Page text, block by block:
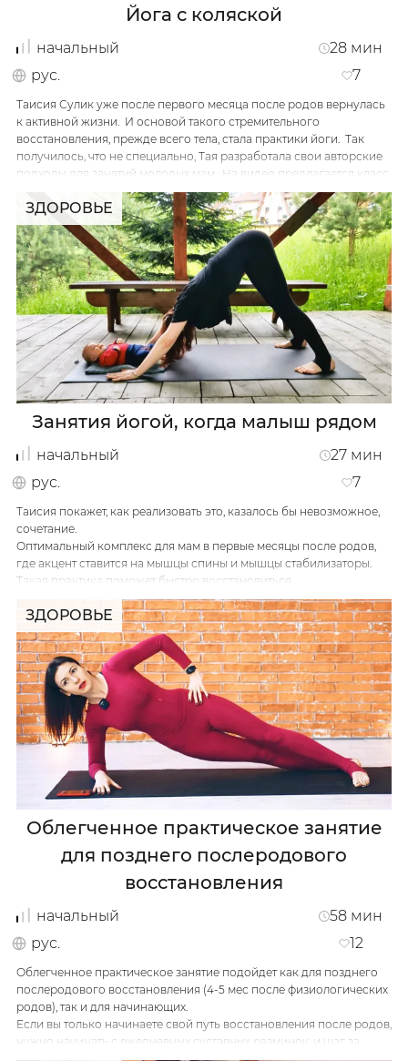
Мой
Івано-ФранківськЙога с коляской
начальный 28 мин
7
рус.
Таисия Сулик уже после первого месяца после родов вернулась
к активной жизни. И основой такого стремительного
восстановления, прежде всего тела, стала практики йоги. Так
получилось, что не специально, Тая разработала свои авторские
подходы для занятий молодых мам. На видео предлагается класс
с коляской, на котором присутствует месячный Марчик;)
Не всегда есть возможность выделить специально время, а
заниматься, когда малыш рядом и вы с ним прогуливаетесь,
можно всегда ...
…
ЗДОРОВЬЕ
Занятия йогой, когда малыш рядом
начальный 27 мин
7
рус.
Таисия покажет, как реализовать это, казалось бы невозможное,
сочетание.
Оптимальный комплекс для мам в первые месяцы после родов,
где акцент ставится на мышцы спины и мышцы стабилизаторы.
Такая практика поможет быстро восстановиться.
А для этого не нужно отлучаться от малыша, а наоборот, ваш
ребенок будет воспринимать правильные привычки с самого
детства. Хорошей вам практики.
…
ЗДОРОВЬЕ
Облегченное практическое занятие
для позднего послеродового
восстановления
начальный 58 мин
12
рус.
Облегченное практическое занятие подойдет как для позднего
послеродового восстановления (4-5 мес после физиологических
родов), так и для начинающих.
Если вы только начинаете свой путь восстановления после родов,
нужно начинать с ежедневных суставных разминок, и шаг за